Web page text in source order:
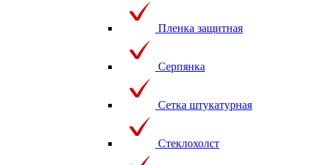
Пленка защитная
Серпянка
Сетка штукатурная
Стеклохолст